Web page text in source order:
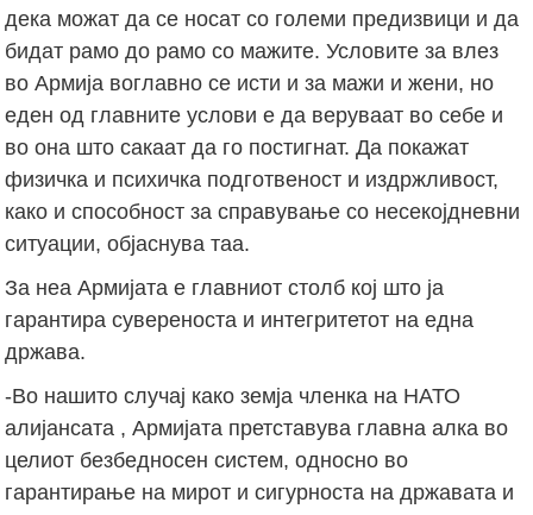
дека можат да се носат со големи предизвици и да
бидат рамо до рамо со мажите. Условите за влез
во Армија воглавно се исти и за мажи и жени, но
еден од главните услови е да веруваат во себе и
во она што сакаат да го постигнат. Да покажат
физичка и психичка подготвеност и издржливост,
како и способност за справување со несекојдневни
ситуации, објаснува таа.
За неа Армијата е главниот столб кој што ја
гарантира сувереноста и интегритетот на една
држава.
-Во нашито случај како земја членка на НАТО
алијансата , Армијата претставува главна алка во
целиот безбедносен систем, односно во
гарантирање на мирот и сигурноста на државата и